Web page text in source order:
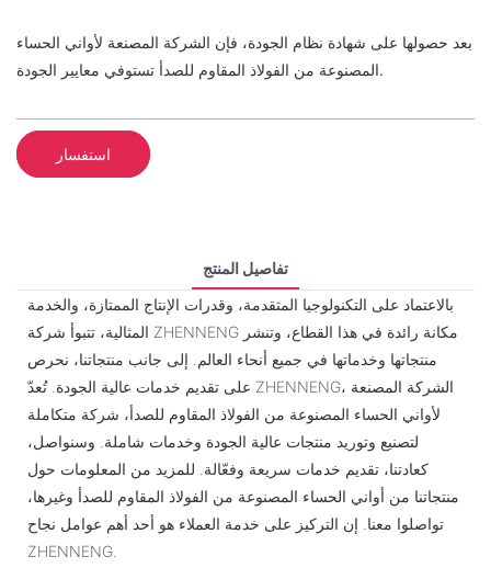
بعد حصولها على شهادة نظام الجودة، فإن الشركة المصنعة لأواني الحساء
المصنوعة من الفولاذ المقاوم للصدأ تستوفي معايير الجودة.
استفسار
تفاصيل المنتج
بالاعتماد على التكنولوجيا المتقدمة، وقدرات الإنتاج الممتازة، والخدمة
المثالية، تتبوأ شركة ZHENNENG مكانة رائدة في هذا القطاع، وتنشر
منتجاتها وخدماتها في جميع أنحاء العالم. إلى جانب منتجاتنا، نحرص
على تقديم خدمات عالية الجودة. تُعدّ ZHENNENG، الشركة المصنعة
لأواني الحساء المصنوعة من الفولاذ المقاوم للصدأ، شركة متكاملة
لتصنيع وتوريد منتجات عالية الجودة وخدمات شاملة. وسنواصل،
كعادتنا، تقديم خدمات سريعة وفعّالة. للمزيد من المعلومات حول
منتجاتنا من أواني الحساء المصنوعة من الفولاذ المقاوم للصدأ وغيرها،
تواصلوا معنا. إن التركيز على خدمة العملاء هو أحد أهم عوامل نجاح
ZHENNENG.